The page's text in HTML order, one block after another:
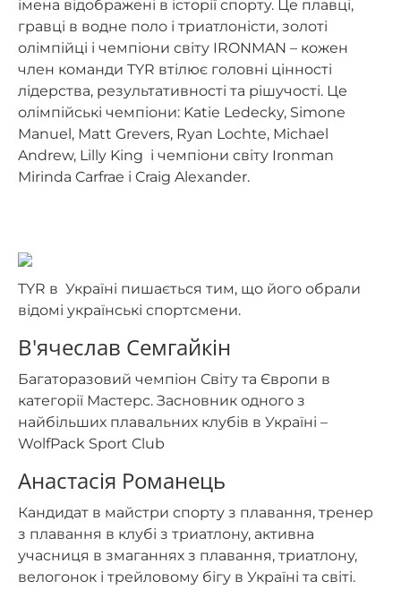
імена відображені в історії спорту. Це плавці,
гравці в водне поло і триатлоністи, золоті
олімпійці і чемпіони світу IRONMAN – кожен
член команди TYR втілює головні цінності
лідерства, результативності та рішучості. Це
олімпійські чемпіони: Katie Ledecky, Simone
Manuel, Matt Grevers, Ryan Lochte, Michael
Andrew, Lilly King і чемпіони світу Ironman
Mirinda Carfrae і Craig Alexander.
TYR в Україні пишається тим, що його обрали
відомі українські спортсмени.
В'ячеслав Семгайкін
Багаторазовий чемпіон Світу та Європи в
категорії Мастерс. Засновник одного з
найбільших плавальних клубів в Україні –
WolfPack Sport Club
Анастасія Романець
Кандидат в майстри спорту з плавання, тренер
з плавання в клубі з триатлону, активна
учасниця в змаганнях з плавання, триатлону,
велогонок і трейловому бігу в Україні та світі.